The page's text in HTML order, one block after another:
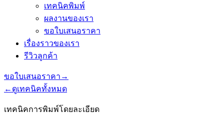
เทคนิคพิมพ์
ผลงานของเรา
ขอใบเสนอราคา
เรื่องราวของเรา
รีวิวลูกค้า
ขอใบเสนอราคา →
← ดูเทคนิคทั้งหมด
เทคนิคการพิมพ์โดยละเอียด